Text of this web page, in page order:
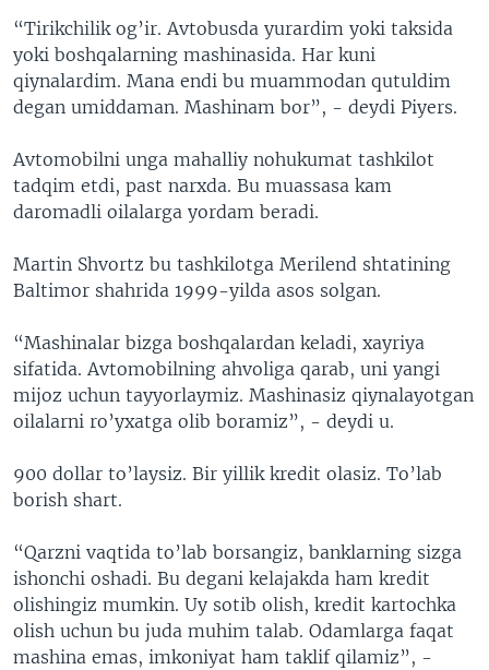
“Tirikchilik og’ir. Avtobusda yurardim yoki taksida
yoki boshqalarning mashinasida. Har kuni
qiynalardim. Mana endi bu muammodan qutuldim
degan umiddaman. Mashinam bor”, - deydi Piyers.
Avtomobilni unga mahalliy nohukumat tashkilot
tadqim etdi, past narxda. Bu muassasa kam
daromadli oilalarga yordam beradi.
Martin Shvortz bu tashkilotga Merilend shtatining
Baltimor shahrida 1999-yilda asos solgan.
“Mashinalar bizga boshqalardan keladi, xayriya
sifatida. Avtomobilning ahvoliga qarab, uni yangi
mijoz uchun tayyorlaymiz. Mashinasiz qiynalayotgan
oilalarni ro’yxatga olib boramiz”, - deydi u.
900 dollar to’laysiz. Bir yillik kredit olasiz. To’lab
borish shart.
“Qarzni vaqtida to’lab borsangiz, banklarning sizga
ishonchi oshadi. Bu degani kelajakda ham kredit
olishingiz mumkin. Uy sotib olish, kredit kartochka
olish uchun bu juda muhim talab. Odamlarga faqat
mashina emas, imkoniyat ham taklif qilamiz”, -